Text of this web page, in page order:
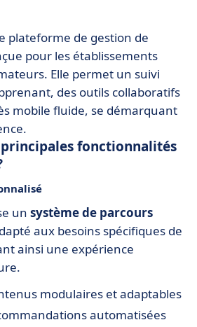
plateforme de gestion de
pour les établissements
Elle permet un suivi
des outils collaboratifs
mobile fluide, se démarquant
fonctionnalités
un système de parcours
aux besoins spécifiques de
ainsi une expérience
modulaires et adaptables
automatisées